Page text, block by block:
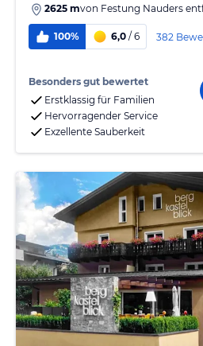
2625 mvon Festung Nauders
100% 6,0 / 6 382
Besonders gut bewertet
Erstklassig für Familien
Hervorragender Service
Exzellente Sauberkeit